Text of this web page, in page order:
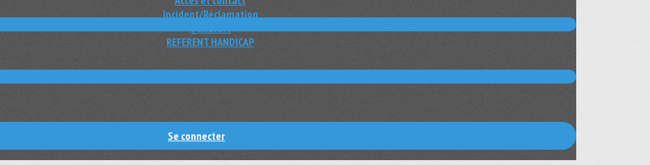
Incident/Réclamation
QUALIOPI
REFERENT HANDICAP
Se connecter